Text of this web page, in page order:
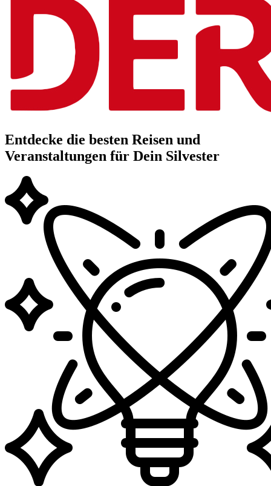
Entdecke die besten Reisen und
Veranstaltungen für Dein Silvester